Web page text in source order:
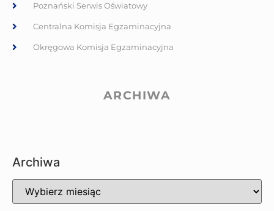
Poznański Serwis Oświatowy
Centralna Komisja Egzaminacyjna
Okręgowa Komisja Egzaminacyjna
ARCHIWA
Archiwa